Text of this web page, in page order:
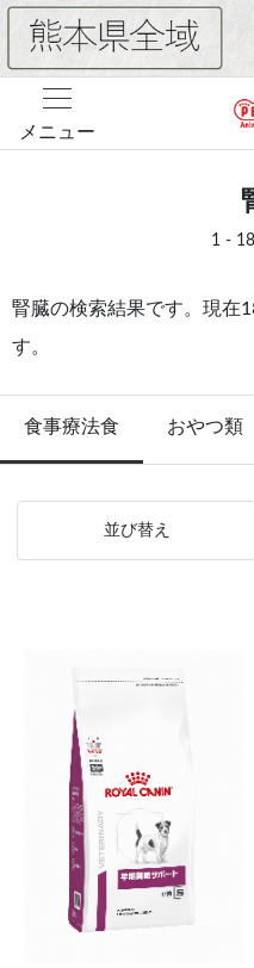
メニュー
1 -
腎臓の検索結果です。現在
す。
食事療法食 おやつ類
並び替え